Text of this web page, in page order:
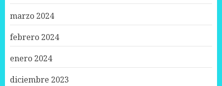
marzo 2024
febrero 2024
enero 2024
diciembre 2023